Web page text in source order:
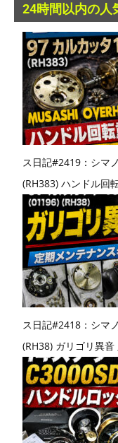
24時間以内の人
ス日記#2419：シマ
(RH383) ハンドル回
ス日記#2418：シマ
(RH38) ガリゴリ異